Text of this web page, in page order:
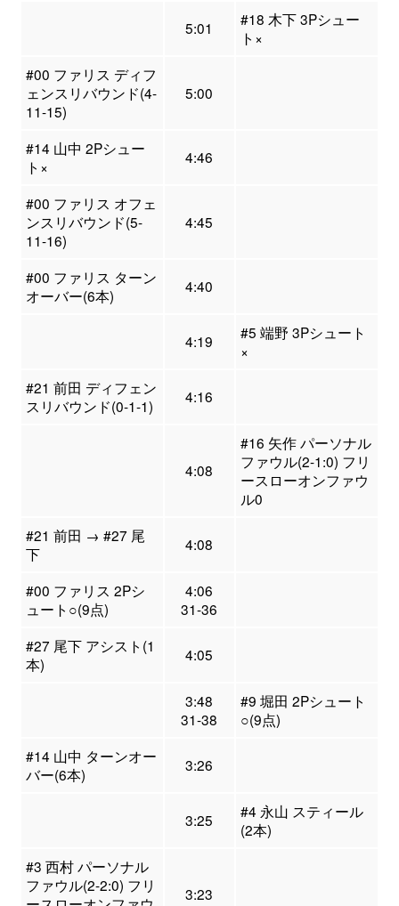
5:01
#18 木下 3Pシュー
ト×
#00 ファリス ディフ
ェンスリバウンド(4-
11-15)
5:00
#14 山中 2Pシュー
ト×
4:46
#00 ファリス オフェ
ンスリバウンド(5-
11-16)
4:45
#00 ファリス ターン
オーバー(6本)
4:40
4:19
#5 端野 3Pシュート
×
#21 前田 ディフェン
スリバウンド(0-1-1)
4:16
4:08
#16 矢作 パーソナル
ファウル(2-1:0) フリ
ースローオンファウ
ル0
#21 前田 → #27 尾
下
4:08
#00 ファリス 2Pシ
ュート○(9点)
4:06
31-36
#27 尾下 アシスト(1
本)
4:05
3:48
31-38
#9 堀田 2Pシュート
○(9点)
#14 山中 ターンオー
バー(6本)
3:26
3:25
#4 永山 スティール
(2本)
#3 西村 パーソナル
ファウル(2-2:0) フリ
3:23